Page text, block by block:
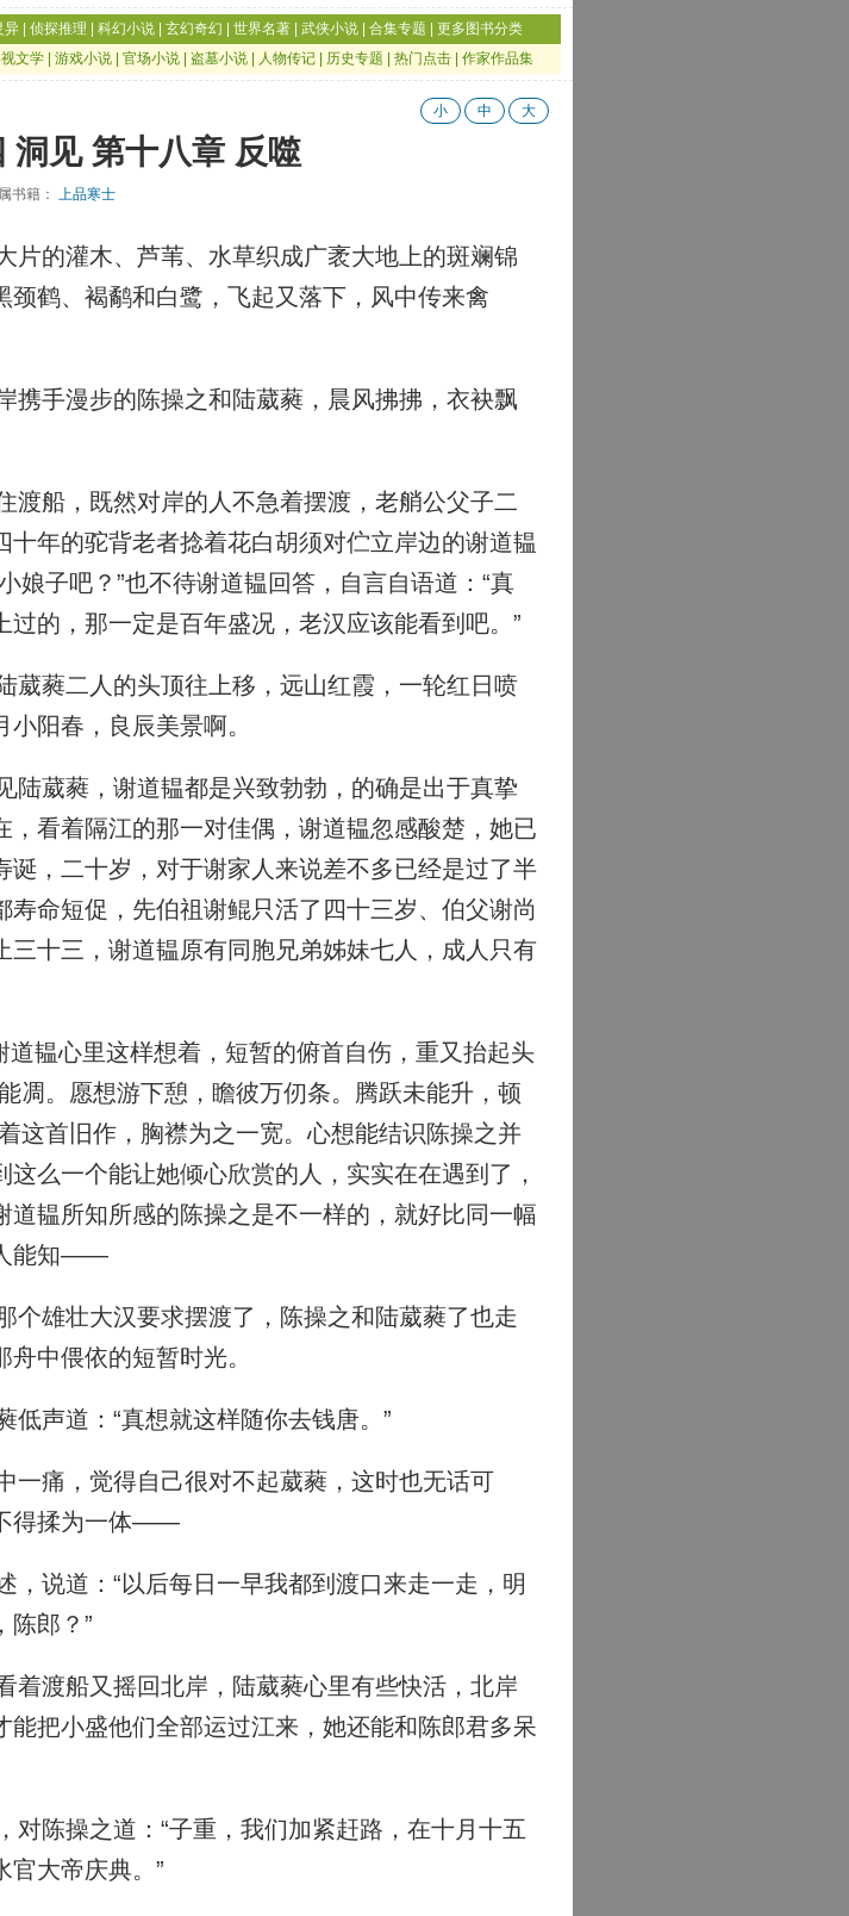
异 侦探推理 科幻小说 玄幻奇幻 世界名著 武侠小说 合集专题
更多图书分类
文学 游戏小说 官场小说 盗墓小说 人物传记 历史专题 热门点击 作家作品集
小 中 大
洞见 第十八章 反噬
书籍： 上品寒士
的灌木、芦苇、水草织成广袤大地上的斑斓锦
鹤、褐鹬和白鹭，飞起又落下，风中传来禽
手漫步的陈操之和陆葳蕤，晨风拂拂，衣袂飘
船，既然对岸的人不急着摆渡，老艄公父子二
年的驼背老者捻着花白胡须对伫立岸边的谢道韫
娘子吧？”也不待谢道韫回答，自言自语道：“真
的，那一定是百年盛况，老汉应该能看到吧。”
蕤二人的头顶往上移，远山红霞，一轮红日喷
阳春，良辰美景啊。
葳蕤，谢道韫都是兴致勃勃，的确是出于真挚
看着隔江的那一对佳偶，谢道韫忽感酸楚，她已
，二十岁，对于谢家人来说差不多已经是过了半
命短促，先伯祖谢鲲只活了四十三岁、伯父谢尚
十三，谢道韫原有同胞兄弟姊妹七人，成人只有
韫心里这样想着，短暂的俯首自伤，重又抬起头
凋。愿想游下憩，瞻彼万仞条。腾跃未能升，顿
这首旧作，胸襟为之一宽。心想能结识陈操之并
么一个能让她倾心欣赏的人，实实在在遇到了，
韫所知所感的陈操之是不一样的，就好比同一幅
能知——
雄壮大汉要求摆渡了，陈操之和陆葳蕤了也走
中偎依的短暂时光。
声道：“真想就这样随你去钱唐。”
痛，觉得自己很对不起葳蕤，这时也无话可
得揉为一体——
说道：“以后每日一早我都到渡口来走一走，明
陈郎？”
渡船又摇回北岸，陆葳蕤心里有些快活，北岸
把小盛他们全部运过江来，她还能和陈郎君多呆
陈操之道：“子重，我们加紧赶路，在十月十五
官大帝庆典。”